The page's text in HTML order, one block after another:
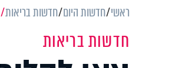
ראשי חדשות היום חדשות בריאות
חדשות בריאות